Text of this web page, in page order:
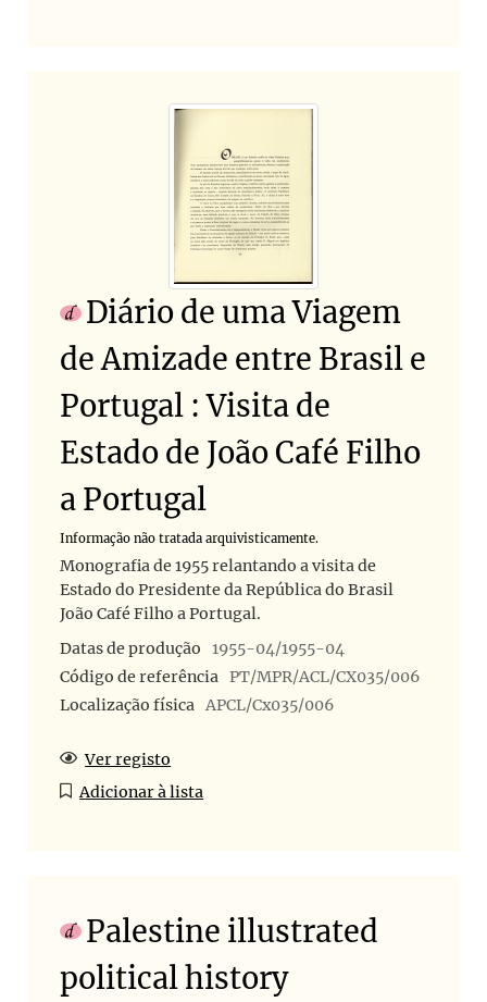
Diário de uma Viagem
de Amizade entre Brasil e
Portugal : Visita de
Estado de João Café Filho
a Portugal
Informação não tratada arquivisticamente.
Monografia de 1955 relantando a visita de
Estado do Presidente da República do Brasil
João Café Filho a Portugal.
Datas de produção
1955-04/1955-04
Código de referência PT/MPR/ACL/CX035/006
Localização física APCL/Cx035/006
Ver registo
Adicionar à lista
Palestine illustrated
political history